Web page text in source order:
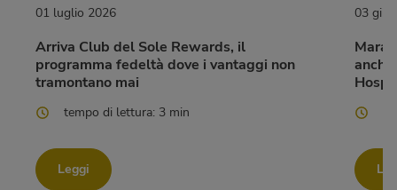
01 luglio 2026
Arriva Club del Sole Rewards, il
programma fedeltà dove i vantaggi non
tramontano mai
tempo di lettura: 3 min
Leggi
03